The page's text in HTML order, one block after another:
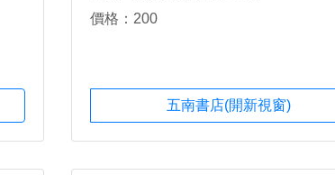
價格：200
五南書店(開新視窗)